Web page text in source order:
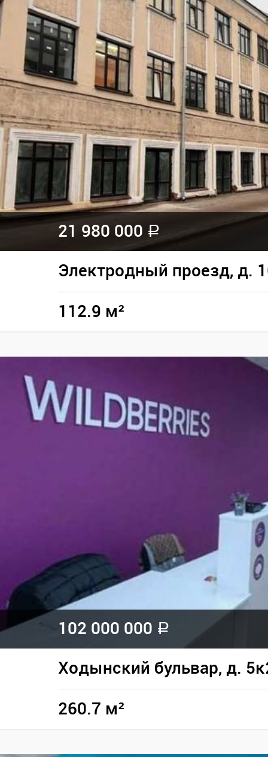
21 980 000 a
Электродный проезд, д.
112.9 м²
102 000 000 a
Ходынский бульвар, д.
260.7 м²